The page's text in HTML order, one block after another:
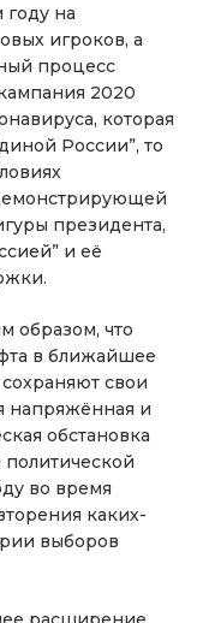
на
игроков, а
процесс
2020
которая
России”, то
президента,
и её
образом, что
в ближайшее
свои
напряжённая и
обстановка
во время
каких-
выборов